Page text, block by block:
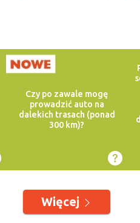
Czy po zawale mogę
prowadzić auto na
dalekich trasach (ponad
300 km)?
Więcej